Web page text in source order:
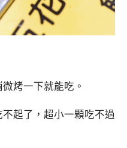
烤一下就能吃。
起了，超小一顆吃不過